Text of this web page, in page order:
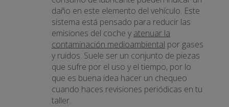
daño en este elemento del vehículo. Este
sistema está pensado para reducir las
emisiones del coche y atenuar la
contaminación medioambiental por gases
y ruidos. Suele ser un conjunto de piezas
que sufre por el uso y el tiempo, por lo
que es buena idea hacer un chequeo
cuando haces revisiones periódicas en tu
taller.